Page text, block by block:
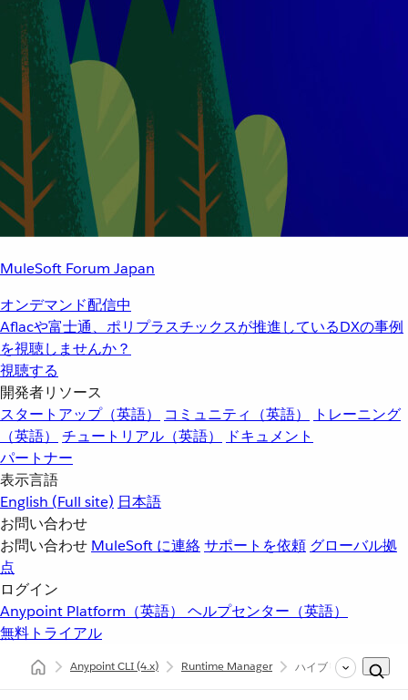
MuleSoft Forum Japan
オンデマンド配信中
Aflacや富士通、ポリプラスチックスが推進しているDXの事例
を視聴しませんか？
視聴する
開発者リソース
スタートアップ（英語）
コミュニティ（英語）
トレーニング
（英語）
チュートリアル（英語）
ドキュメント
パートナー
表示言語
English (Full site) 日本語
お問い合わせ
お問い合わせ MuleSoft に連絡サポートを依頼 グローバル拠
点
ログイン
Anypoint Platform（英語） ヘルプセンター（英語）
無料トライアル
Anypoint CLI(4.x) Runtime Manager ハイブリッドアプリケ